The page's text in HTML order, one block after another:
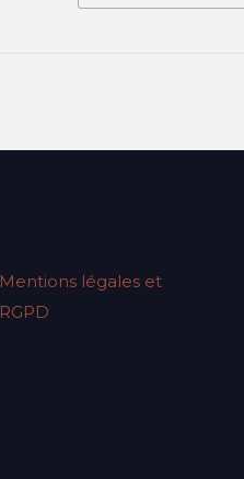
Mentions légales et
RGPD